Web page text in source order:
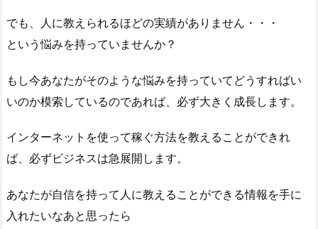
でも、人に教えられるほどの実績がありません・・・
という悩みを持っていませんか？
もし今あなたがそのような悩みを持っていてどうすればい
いのか模索しているのであれば、必ず大きく成長します。
インターネットを使って稼ぐ方法を教えることができれ
ば、必ずビジネスは急展開します。
あなたが自信を持って人に教えることができる情報を手に
入れたいなあと思ったら